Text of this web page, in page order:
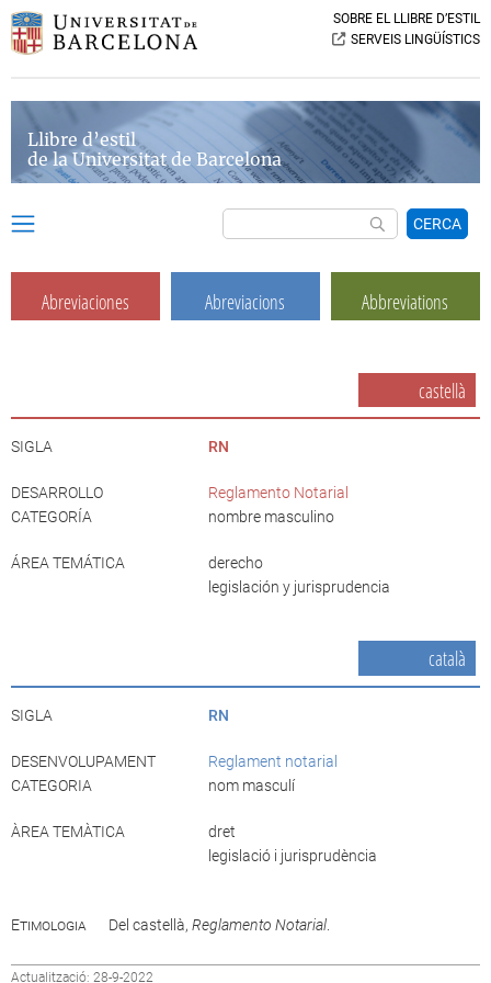
SOBRE EL LLIBRE D’ESTIL
SERVEIS LINGÜÍSTICS
Llibre d’estil
de la Universitat de Barcelona
CERCA
Abreviaciones Abreviacions Abbreviations
castellà
SIGLA RN
DESARROLLO
Reglamento Notarial
CATEGORÍA
nombre masculino
ÁREA TEMÁTICA
derecho
legislación y jurisprudencia
català
SIGLA RN
DESENVOLUPAMENT
Reglament notarial
CATEGORIA
nom masculí
ÀREA TEMÀTICA
dret
legislació i jurisprudència
Etimologia Del castellà, Reglamento Notarial.
Actualització: 28-9-2022